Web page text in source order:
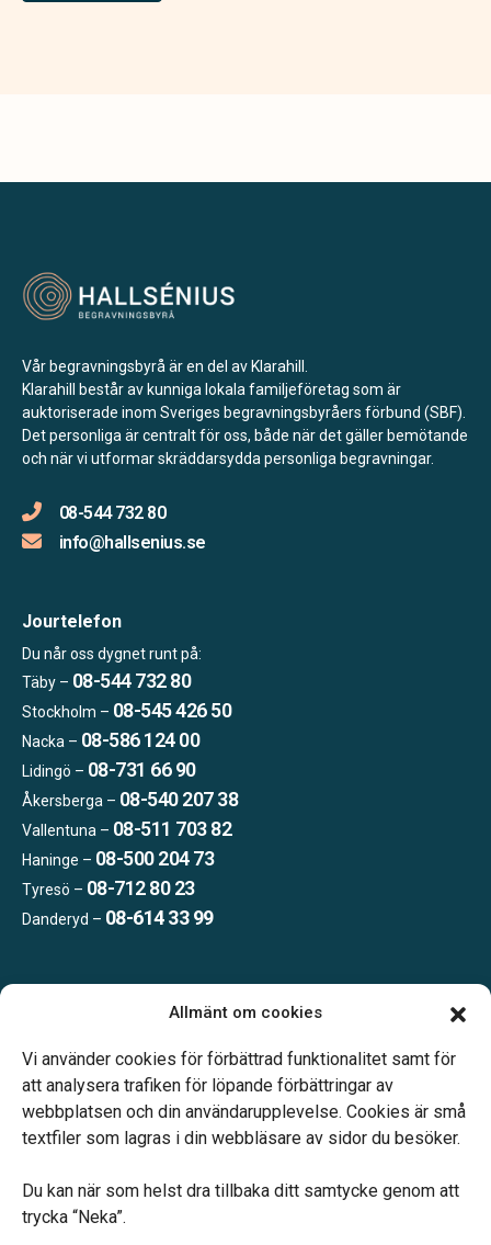
Allmänt om cookies
Vi använder cookies för förbättrad funktionalitet samt för
att analysera trafiken för löpande förbättringar av
webbplatsen och din användarupplevelse. Cookies är små
textfiler som lagras i din webbläsare av sidor du besöker.
Du kan när som helst dra tillbaka ditt samtycke genom att
trycka “Neka”.
Vår begravningsbyrå är en del av Klarahill.
Klarahill består av kunniga lokala familjeföretag som är
auktoriserade inom Sveriges begravningsbyråers förbund (SBF).
Det personliga är centralt för oss, både när det gäller bemötande
och när vi utformar skräddarsydda personliga begravningar.
08-544 732 80
info@hallsenius.se
Jourtelefon
Du når oss dygnet runt på:
Täby – 08-544 732 80
Stockholm – 08-545 426 50
Nacka – 08-586 124 00
Lidingö – 08-731 66 90
Åkersberga – 08-540 207 38
Vallentuna – 08-511 703 82
Haninge – 08-500 204 73
Tyresö – 08-712 80 23
Danderyd – 08-614 33 99
Telefonjour dygnet runt.
Vårt systerbolag Verahill hjälper dig med familjejuridiken –